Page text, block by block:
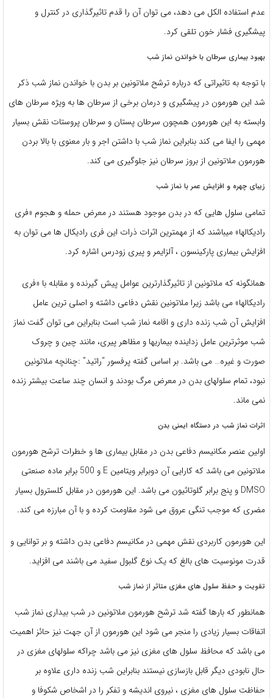
عدم استفاده الکل می دهد، می توان آن را قدم تاثیرگذاری در کنترل و
پیشگیری فشار خون تلقی کرد.
بهبود بیماری سرطان با خواندن نماز شب
با توجه به تاثیراتی که درباره ترشح ملاتونین بر بدن با خواندن نماز شب ذکر
شد این هورمون در پیشگیری و درمان برخی از سرطان ها به ویژه سرطان های
وابسته به این هورمون همچون سرطان پستان و سرطان پروستات نقش بسیار
مهمی را ایفا می کند بنابراین نماز شب با داشتن اجر و بار معنوی با بالا بردن
هورمون ملاتونین از بروز سرطان نیز جلوگیری می کند.
زیبای چهره و افزایش عمر با نماز شب
تمامی سلول هایی که در بدن موجود هستند در معرض حمله و هجوم «فری
رادیکالها» میباشند که از مهمترین اثرات ذرات این فری رادیکال ها می توان به
افزایش بیماری پارکینسون ، آلزایمر و پیری زودرس اشاره کرد.
همانگونه که ملاتونین از تاثیرگذارترین عوامل پیش گیرنده و مقابله با «فری
رادیکالها» می باشد زیرا ملاتونین نقش دفاعی داشته و اصلی ترین عامل
افزایش آن شب زنده داری و اقامه نماز شب است بنابراین می توان گفت نماز
شب موثرترین عامل زداینده بیماریها و مظاهر پیری، مانند چین و چروک
صورت و غیره… می باشد. بر اساس گفته پرفسور “راتید” :چنانچه ملاتونین
نبود، تمام سلولهای بدن در معرض مرگ بودند و انسان چند ساعت بیشتر زنده
نمی ماند.
اثرات نماز شب در دستگاه ایمنی بدن
اولین عنصر مکانیسم دفاعی بدن در مقابل بیماری ها و خطرات ترشح هورمون
ملاتونین می باشد که کارایی آن دوبرابر ویتامین E و 500 برابر ماده صنعتی
DMSO و پنج برابر گلوتاثیون می باشد. این هورمون در مقابل کلسترول بسیار
مضری که موجب تنگی عروق می شود مقاومت کرده و با آن مبارزه می کند.
این هورمون کاربردی نقش مهمی در مکانیسم دفاعی بدن داشته و بر توانایی و
قدرت مونوسیت های بالغ که یک نوع گلبول سفید می باشند می افزاید.
تقویت و حفظ سلول های مغزی متاثر از نماز شب
همانطور که بارها گفته شد ترشح هورمون ملاتونین در شب بیداری نماز شب
اتفاقات بسیار زیادی را منجر می شود این هورمون از آن جهت نیز حائز اهمیت
می باشد که محافظ سلول های مغزی نیز می باشد چراکه سلولهای مغزی در
حال نابودی دیگر قابل بازسازی نیستند بنابراین شب زنده داری علاوه بر
حفاظت سلول های مغزی ، نیروی اندیشه و تفکر را در اشخاص شکوفا و